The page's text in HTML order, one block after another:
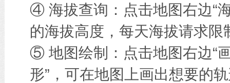
④ 海拔查询：点击地图右边“
的海拔高度，每天海拔请求
⑤ 地图绘制：点击地图右边“画
形”，可在地图上画出想要的